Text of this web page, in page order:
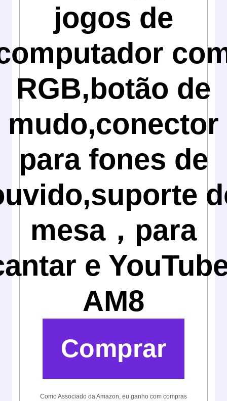
jogos de
RGB,botão de
mudo,conector
para fones de
mesa，para
e
AM8
Comprar
Como Associado da Amazon, eu ganho com compras